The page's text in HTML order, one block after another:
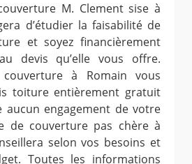
M. Clement sise à
d’étudier la faisabilité de
et soyez financièrement
devis qu’elle vous offre.
couverture à Romain vous
toiture entièrement gratuit
engagement de votre
de couverture pas chère à
selon vos besoins et
Toutes les informations